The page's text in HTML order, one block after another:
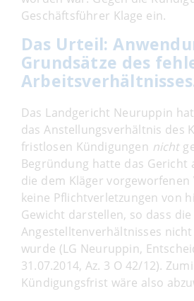
Geschäftsführer Klage ein.
Das Urteil:
Grundsätze des
Das Landgericht Neuruppin
das Anstellungsverhältnis des
fristlosen Kündigungen nicht
Begründung hatte das Gericht
die dem Kläger vorgeworfenen
keine Pflichtverletzungen von
Gewicht darstellen, so dass
Angestelltenverhältnisses
wurde (LG Neuruppin,
31.07.2014, Az. 3 O 42/12).
Kündigungsfrist wäre also